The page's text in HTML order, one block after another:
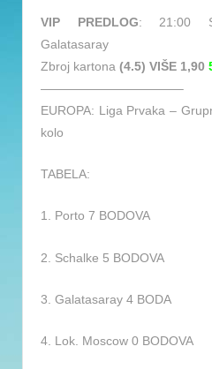
VIP PREDLOG: 21:00
Galatasaray
Zbroj kartona (4.5) VIŠE 1,90
———————————–
EUROPA: Liga Prvaka –
kolo
TABELA:
1. Porto 7 BODOVA
2. Schalke 5 BODOVA
3. Galatasaray 4 BODA
4. Lok. Moscow 0 BODOVA